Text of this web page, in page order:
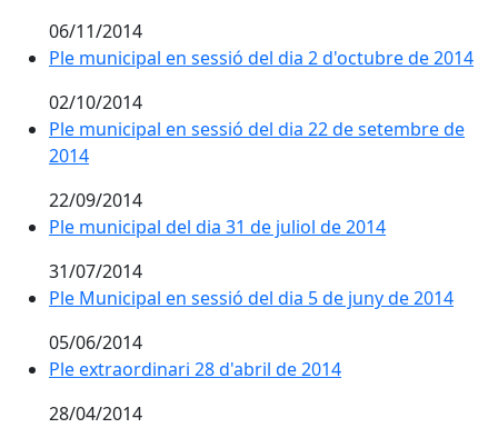
06/11/2014
Ple municipal en sessió del dia 2 d'octubre de 2014
02/10/2014
Ple municipal en sessió del dia 22 de setembre de
2014
22/09/2014
Ple municipal del dia 31 de juliol de 2014
31/07/2014
Ple Municipal en sessió del dia 5 de juny de 2014
05/06/2014
Ple extraordinari 28 d'abril de 2014
28/04/2014